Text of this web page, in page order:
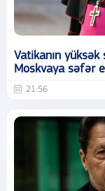
Vatikanın
Moskvaya səfər
21:56